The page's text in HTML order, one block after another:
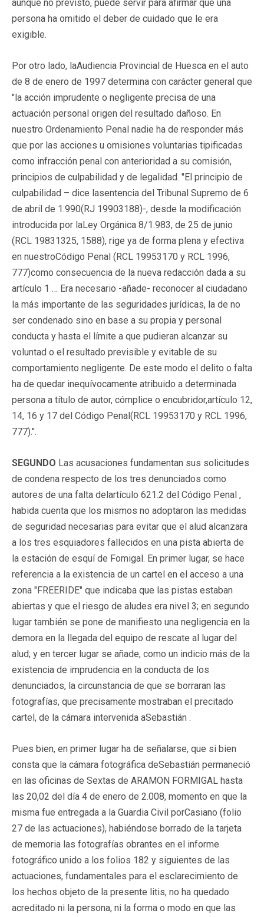
aunque no previsto, puede servir para afirmar que una
persona ha omitido el deber de cuidado que le era
exigible.
Por otro lado, laAudiencia Provincial de Huesca en el auto
de 8 de enero de 1997 determina con carácter general que
"la acción imprudente o negligente precisa de una
actuación personal origen del resultado dañoso. En
nuestro Ordenamiento Penal nadie ha de responder más
que por las acciones u omisiones voluntarias tipificadas
como infracción penal con anterioridad a su comisión,
principios de culpabilidad y de legalidad. "El principio de
culpabilidad – dice lasentencia del Tribunal Supremo de 6
de abril de 1.990(RJ 19903188)-, desde la modificación
introducida por laLey Orgánica 8/1.983, de 25 de junio
(RCL 19831325, 1588), rige ya de forma plena y efectiva
en nuestroCódigo Penal (RCL 19953170 y RCL 1996,
777)como consecuencia de la nueva redacción dada a su
artículo 1 … Era necesario -añade- reconocer al ciudadano
la más importante de las seguridades jurídicas, la de no
ser condenado sino en base a su propia y personal
conducta y hasta el límite a que pudieran alcanzar su
voluntad o el resultado previsible y evitable de su
comportamiento negligente. De este modo el delito o falta
ha de quedar inequívocamente atribuido a determinada
persona a título de autor, cómplice o encubridor,artículo 12,
14, 16 y 17 del Código Penal(RCL 19953170 y RCL 1996,
777).".
SEGUNDO Las acusaciones fundamentan sus solicitudes
de condena respecto de los tres denunciados como
autores de una falta delartículo 621.2 del Código Penal ,
habida cuenta que los mismos no adoptaron las medidas
de seguridad necesarias para evitar que el alud alcanzara
a los tres esquiadores fallecidos en una pista abierta de
la estación de esquí de Fomigal. En primer lugar, se hace
referencia a la existencia de un cartel en el acceso a una
zona "FREERIDE" que indicaba que las pistas estaban
abiertas y que el riesgo de aludes era nivel 3; en segundo
lugar también se pone de manifiesto una negligencia en la
demora en la llegada del equipo de rescate al lugar del
alud; y en tercer lugar se añade, como un indicio más de la
existencia de imprudencia en la conducta de los
denunciados, la circunstancia de que se borraran las
fotografías, que precisamente mostraban el precitado
cartel, de la cámara intervenida aSebastián .
Pues bien, en primer lugar ha de señalarse, que si bien
consta que la cámara fotográfica deSebastián permaneció
en las oficinas de Sextas de ARAMON FORMIGAL hasta
las 20,02 del día 4 de enero de 2.008, momento en que la
misma fue entregada a la Guardia Civil porCasiano (folio
27 de las actuaciones), habiéndose borrado de la tarjeta
de memoria las fotografías obrantes en el informe
fotográfico unido a los folios 182 y siguientes de las
actuaciones, fundamentales para el esclarecimiento de
los hechos objeto de la presente litis, no ha quedado
acreditado ni la persona, ni la forma o modo en que las